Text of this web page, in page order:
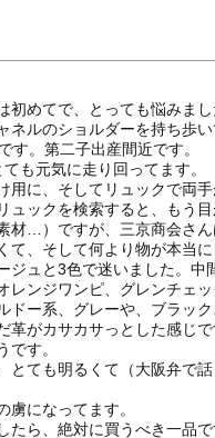
初めてで、とっても悩みまし
ネルのショルダーを持ち歩
す。第二子出産間近です。
も元気に走り回ってます。
用に、そしてリュックで両
ュックを検索すると、もう
材…）ですが、三京商会さん
て、そして何より物が本当に
ジュと3色で迷いました。中
レンジワンピ、グレンチェッ
ドー系、グレーや、ブラッ
革がカサカサっとした感じ
です。
とても明るくて（大阪弁で
虜になってます。
たら、絶対に買うべき一品で